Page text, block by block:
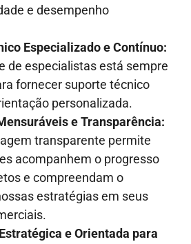
e desempenho
Especializado e Contínuo:
de especialistas está sempre
fornecer suporte técnico
personalizada.
e Transparência:
transparente permite
acompanhem o progresso
e compreendam o
estratégias em seus
e Orientada para